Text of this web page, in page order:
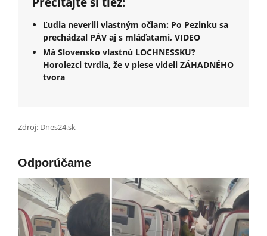
Ľudia neverili vlastným očiam: Po Pezinku sa
prechádzal PÁV aj s mláďatami, VIDEO
Má Slovensko vlastnú LOCHNESSKU?
Horolezci tvrdia, že v plese videli ZÁHADNÉHO
tvora
Zdroj: Dnes24.sk
Odporúčame